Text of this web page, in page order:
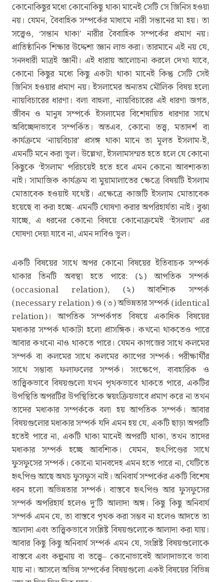
কোনোকিছুর মধ্যে কোনোকিছু থাকা মানেই সেটি সে জিনিস হওয়া
নয়। যেমন, বৈবাহিক সম্পর্কের মাধ্যমে নারী সন্তানের মা হয়। তা
সত্ত্বেও, ‘সন্তান থাকা’ নারীর বৈবাহিক সম্পর্কের প্রমাণ নয়।
প্রাতিষ্ঠানিক শিক্ষার উদ্দেশ্য জ্ঞান লাভ করা। তারমানে এই নয় যে,
সনদধারী মাত্রই জ্ঞানী। এই ধারায় আলোচনা করলে দেখা যাবে,
কোনো কিছুর মধ্যে কিছু একটা থাকা মানেই কিন্তু সেটি সেই
জিনিস হওয়ার প্রমাণ নয়। ইসলামের অন্যতম মৌলিক বিষয় হলো
ন্যায়বিচারের ধারণা। বলা বাহুল্য, ন্যায়বিচারের এই ধারণা জগত,
জীবন ও মানুষ সম্পর্কে ইসলামের বিশেষায়িত ধারণার সাথে
অবিচ্ছেদ্যভাবে সম্পর্কিত। অতএব, কোনো তত্ত্ব, মতাদর্শ বা
কার্যক্রমে ‘ন্যায়বিচার’ প্রসঙ্গ থাকা মানে তা মূলত ইসলাম-ই,
এমনটি মনে করা ভুল। উল্লেখ্য, ইসলামসম্মত হতে হলে যে কোনো
কিছুকে ‘ইসলাম’ পরিচয়েই হতে হবে এমন কোনো আবশ্যকতা
নাই। সামাজিক কার্যক্রম বা মুয়ামালাতের ক্ষেত্রে বিষয়টি ইসলাম
মোতাবেক হওয়াই যথেষ্ট। এক্ষেত্রে কাজটি ইসলাম মোতাবেক
হয়েছে বা করা হচ্ছে- এমনটি ঘোষণা করার অপরিহার্যতা নাই। বুঝা
যাচ্ছে, এ ধরনের কোনো বিষয়ে কোনোক্রমেই ‘ইসলাম’ এর
ঘোষণা দেয়া যাবে না, এমন দাবিও ভুল।
একটি বিষয়ের সাথে অপর কোনো বিষয়ের ইতিবাচক সম্পর্ক
থাকার তিনটি অবস্থা হতে পারে: (১) আপতিক সম্পর্ক
(occasional relation), (২) আবশ্যিক সম্পর্ক
(necessary relation) ও (৩) অভিন্নতার সম্পর্ক (identical
relation)। আপতিক সম্পর্কগত বিষয়ে একাধিক বিষয়ের
মধ্যকার সম্পর্ক থাকাটা হলো প্রাসঙ্গিক। কখনো থাকতেও পারে
আবার কখনো নাও থাকতে পারে। যেমন কাগজের সাথে কলমের
সম্পর্ক বা কলমের সাথে কলমের ক্যাপের সম্পর্ক। পরীক্ষার্থীর
সাথে সম্ভাব্য ফলাফলের সম্পর্ক। সংক্ষেপে, ব্যবহারিক ও
তাত্ত্বিকভাবে বিষয়গুলো যখন পৃথকভাবে থাকতে পারে, একটির
উপস্থিতি অপরটির উপস্থিতিকে স্বয়ংক্রিয়ভাবে প্রমাণ করে না তখন
তাদের মধ্যকার সম্পর্ককে বলা হয় আপতিক সম্পর্ক। আবার
বিষয়গুলোর মধ্যকার সম্পর্ক যদি এমন হয় যে, একটি ছাড়া অপরটি
হতেই পারে না, একটি থাকা মানেই অপরটি থাকা, তখন তাদের
মধ্যকার সম্পর্ক হচ্ছে আবশ্যিক। যেমন, হৃৎপিণ্ডের সাথে
ফুসফুসের সম্পর্ক। কোনো মানবদেহ এমন হতে পারে না, যেটিতে
হৃৎপিণ্ড আছে অথচ ফুসফুস নাই। অনিবার্য সম্পর্কের একটি বিশেষ
ধরন হলো অভিন্নতার সম্পর্ক। বাস্তবে হৃৎপিণ্ড আর ফুসফুসের
সম্পর্ক অপরিহার্য হলেও দু’টি আলাদা অঙ্গ। কিছু কিছু অনিবার্য
সম্পর্ক এমন যে, তা বাস্তবে পৃথক করা সম্ভব না হলেও আদতে তা
আলাদা এবং তাত্ত্বিকভাবে সংশ্লিষ্ট বিষয়গুলোকে আলাদা করা যায়।
আবার কিছু কিছু অনিবার্য সম্পর্ক এমন যে, সংশ্লিষ্ট বিষয়গুলোকে
বাস্তবে এবং কল্পনায় বা তত্ত্বে– কোনোভাবেই আলাদাভাবে ভাবা
যায় না। আসলে অভিন্ন সম্পর্কের বিষয়গুলো একই বিষয়ের বিভিন্ন